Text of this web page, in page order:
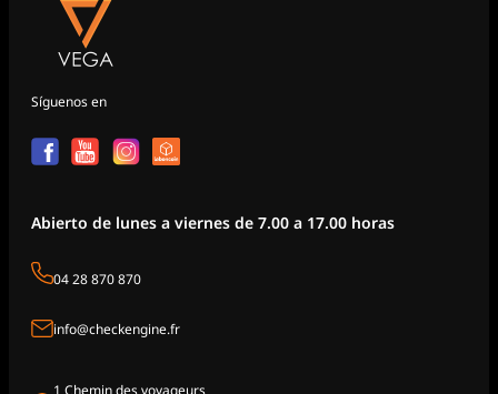
Síguenos en
Abierto de lunes a viernes de 7.00 a 17.00 horas
04 28 870 870
info@checkengine.fr
1 Chemin des voyageurs